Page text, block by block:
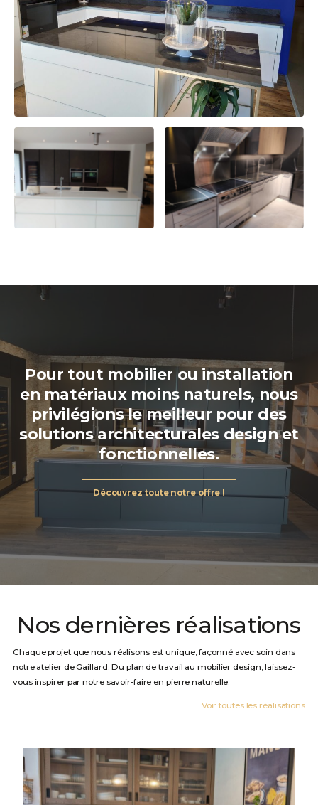
Pour tout mobilier ou installation
en matériaux moins naturels, nous
privilégions le meilleur pour des
solutions architecturales design et
fonctionnelles.
Découvrez toute notre offre !
Nos dernières réalisations
Chaque projet que nous réalisons est unique, façonné avec soin dans
notre atelier de Gaillard. Du plan de travail au mobilier design, laissez-
vous inspirer par notre savoir-faire en pierre naturelle.
Voir toutes les réalisations